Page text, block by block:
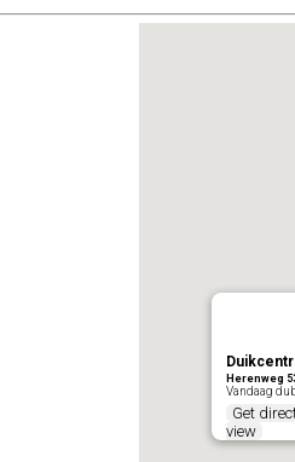
Herenweg
Vandaag
Get
view